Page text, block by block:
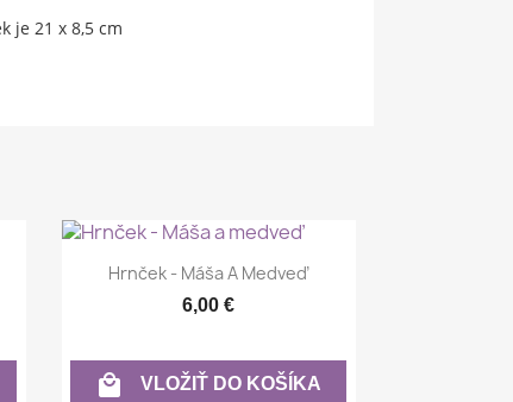
je 21 x 8,5 cm
Rýchly náhľad
Hrnček - Máša A Medveď
6,00 €
 VLOŽIŤ DO KOŠÍKA